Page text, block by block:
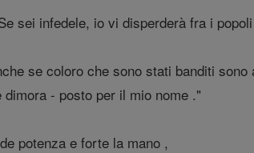
sei infedele, io vi disperderà fra i
se coloro che sono stati banditi sono
- posto per il mio nome ."
potenza e forte la mano ,